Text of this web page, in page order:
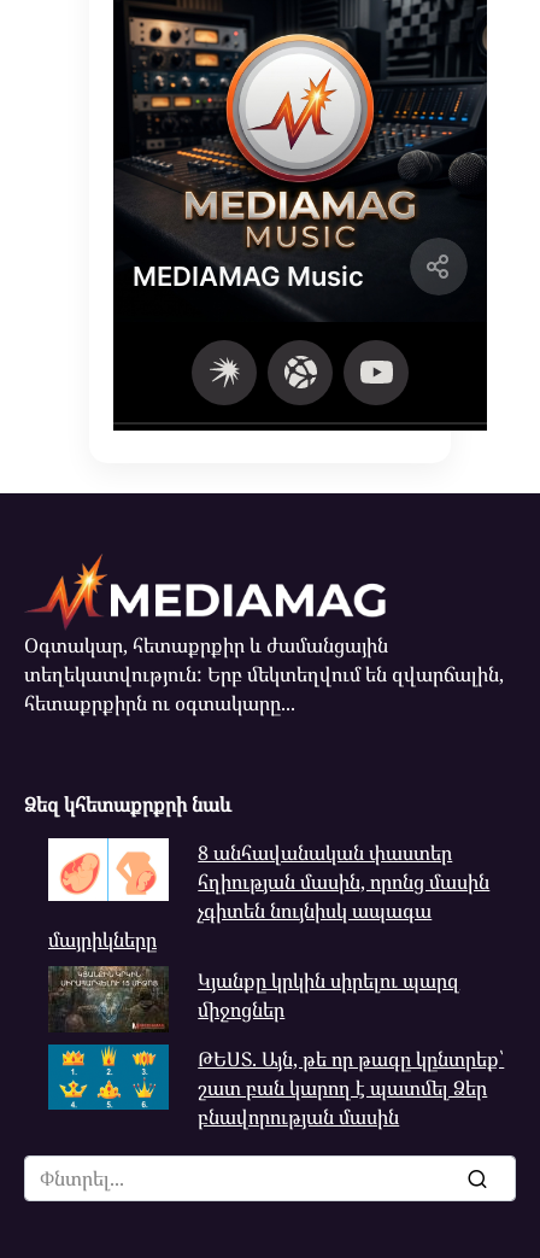
Օգտակար, հետաքրքիր և ժամանցային
տեղեկատվություն: Երբ մեկտեղվում են զվարճալին,
հետաքրքիրն ու օգտակարը...
Ձեզ կհետաքրքրի նաև
8 անհավանական փաստեր
հղիության մասին, որոնց մասին
չգիտեն նույնիսկ ապագա
մայրիկները
Կյանքը կրկին սիրելու պարզ
միջոցներ
ԹԵՍՏ. Այն, թե որ թագը կընտրեք՝
շատ բան կարող է պատմել Ձեր
բնավորության մասին
Search
for: